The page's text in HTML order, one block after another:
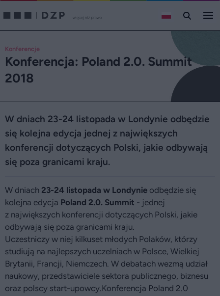
Konferencje
Konferencja: Poland 2.0. Summit
2018
W dniach 23-24 listopada w Londynie odbędzie
się kolejna edycja jednej z największych
konferencji dotyczących Polski, jakie odbywają
się poza granicami kraju.
W dniach 23-24 listopada w Londynie odbędzie się
kolejna edycja Poland 2.0. Summit - jednej
z największych konferencji dotyczących Polski, jakie
odbywają się poza granicami kraju.
Uczestniczy w niej kilkuset młodych Polaków, którzy
studiują na najlepszych uczelniach w Polsce, Wielkiej
Brytanii, Francji, Niemczech. W debatach wezmą udział
naukowy, przedstawiciele sektora publicznego, biznesu
oraz polscy start-upowcy.Konferencja Poland 2.0